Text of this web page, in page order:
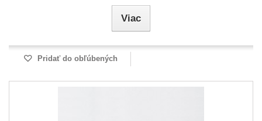
Viac
Pridať do obľúbených